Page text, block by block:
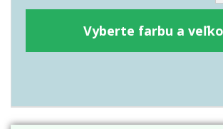
Vyberte farbu a